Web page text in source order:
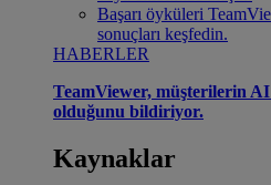
Başarı öyküleri
sonuçları keşfedin.
HABERLER
TeamViewer, müşterilerin AI
olduğunu bildiriyor.
Kaynaklar